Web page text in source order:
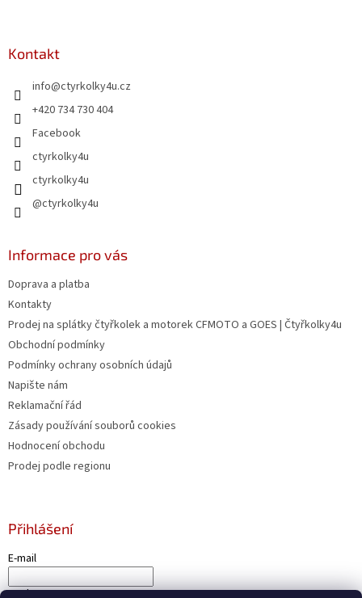
Kontakt
info@ctyrkolky4u.cz
+420 734 730 404
Facebook
ctyrkolky4u
ctyrkolky4u
@ctyrkolky4u
Informace pro vás
Doprava a platba
Kontakty
Prodej na splátky čtyřkolek a motorek CFMOTO a GOES | Čtyřkolky4u
Obchodní podmínky
Podmínky ochrany osobních údajů
Napište nám
Reklamační řád
Zásady používání souborů cookies
Hodnocení obchodu
Prodej podle regionu
Přihlášení
E-mail
Heslo